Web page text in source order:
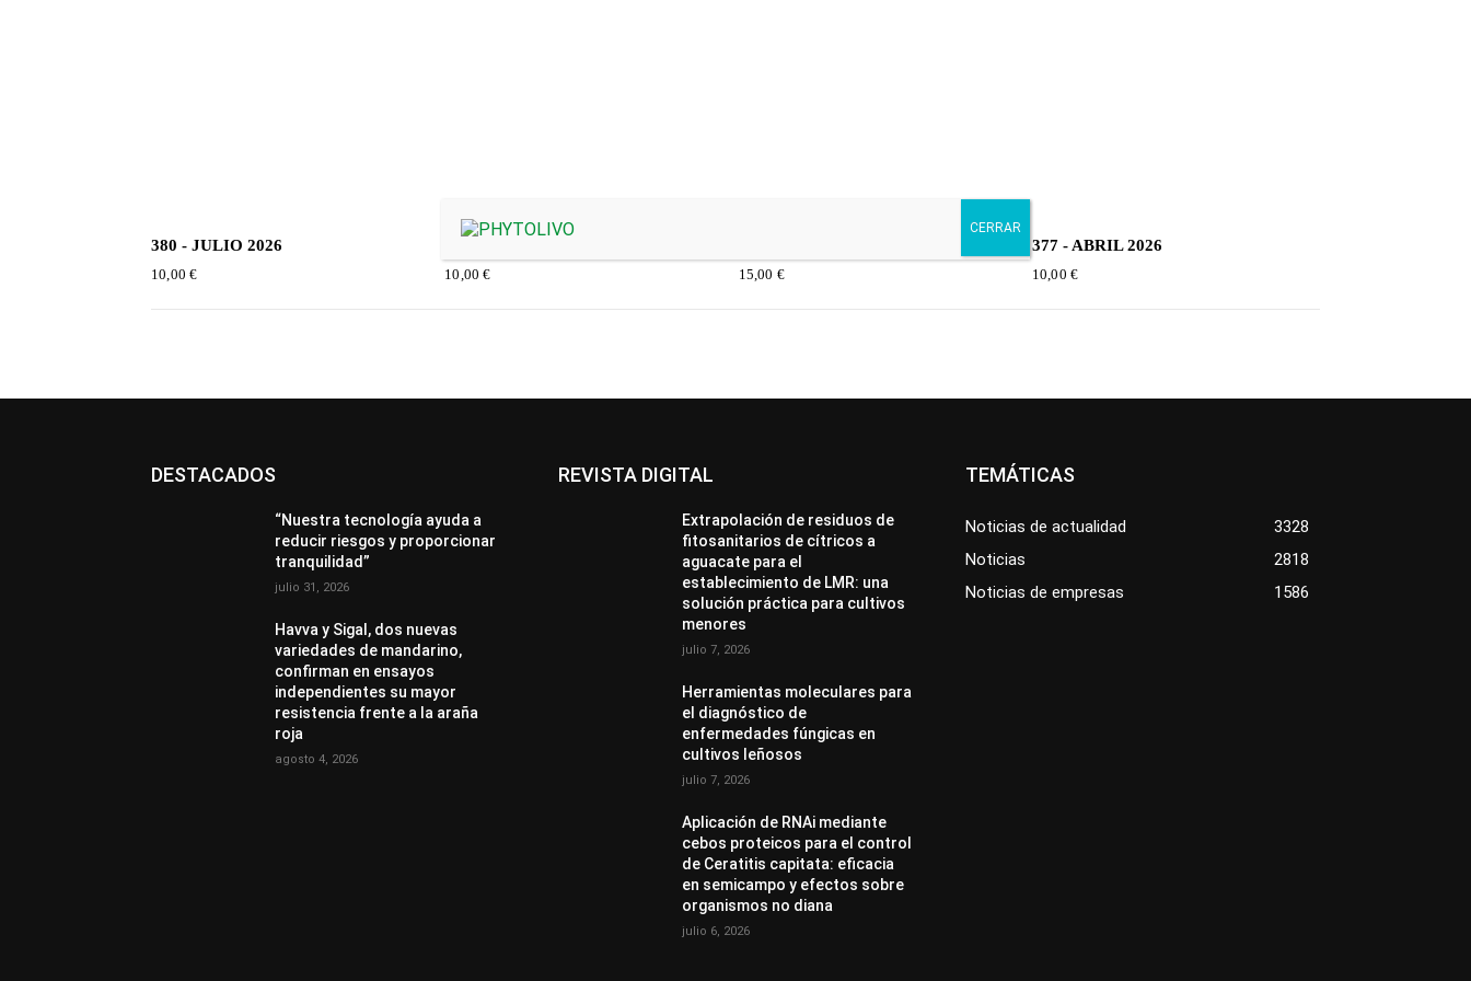
380 - JULIO 2026
10,00€ 10,00€ 15,00 €
377 - ABRIL 2026
10,00 €
DESTACADOS
“Nuestra tecnología ayuda a
reducir riesgos y proporcionar
tranquilidad”
julio 31, 2026
Havva y Sigal, dos nuevas
variedades de mandarino,
confirman en ensayos
independientes su mayor
resistencia frente a la araña
roja
agosto 4, 2026
REVISTA DIGITAL
Extrapolación de residuos de
fitosanitarios de cítricos a
aguacate para el
establecimiento de LMR: una
solución práctica para cultivos
menores
julio 7, 2026
Herramientas moleculares para
el diagnóstico de
enfermedades fúngicas en
cultivos leñosos
julio 7, 2026
Aplicación de RNAi mediante
cebos proteicos para el control
de Ceratitis capitata: eficacia
en semicampo y efectos sobre
organismos no diana
julio 6, 2026
TEMÁTICAS
Noticias de actualidad
3328
Noticias
2818
Noticias de empresas
1586